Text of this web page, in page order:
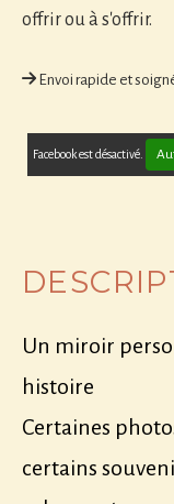
offrir ou à s'offrir.
Envoi rapide et
Facebook est désactivé.
Un miroir
histoire
Certaines
certains